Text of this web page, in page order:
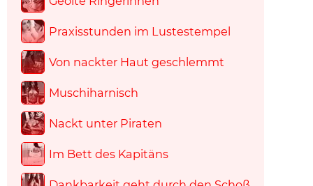
Praxisstunden im Lustestempel
Von nackter Haut geschlemmt
Muschiharnisch
Nackt unter Piraten
Im Bett des Kapitäns